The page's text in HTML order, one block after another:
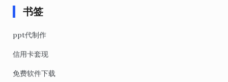
书签
ppt代制作
信用卡套现
免费软件下载